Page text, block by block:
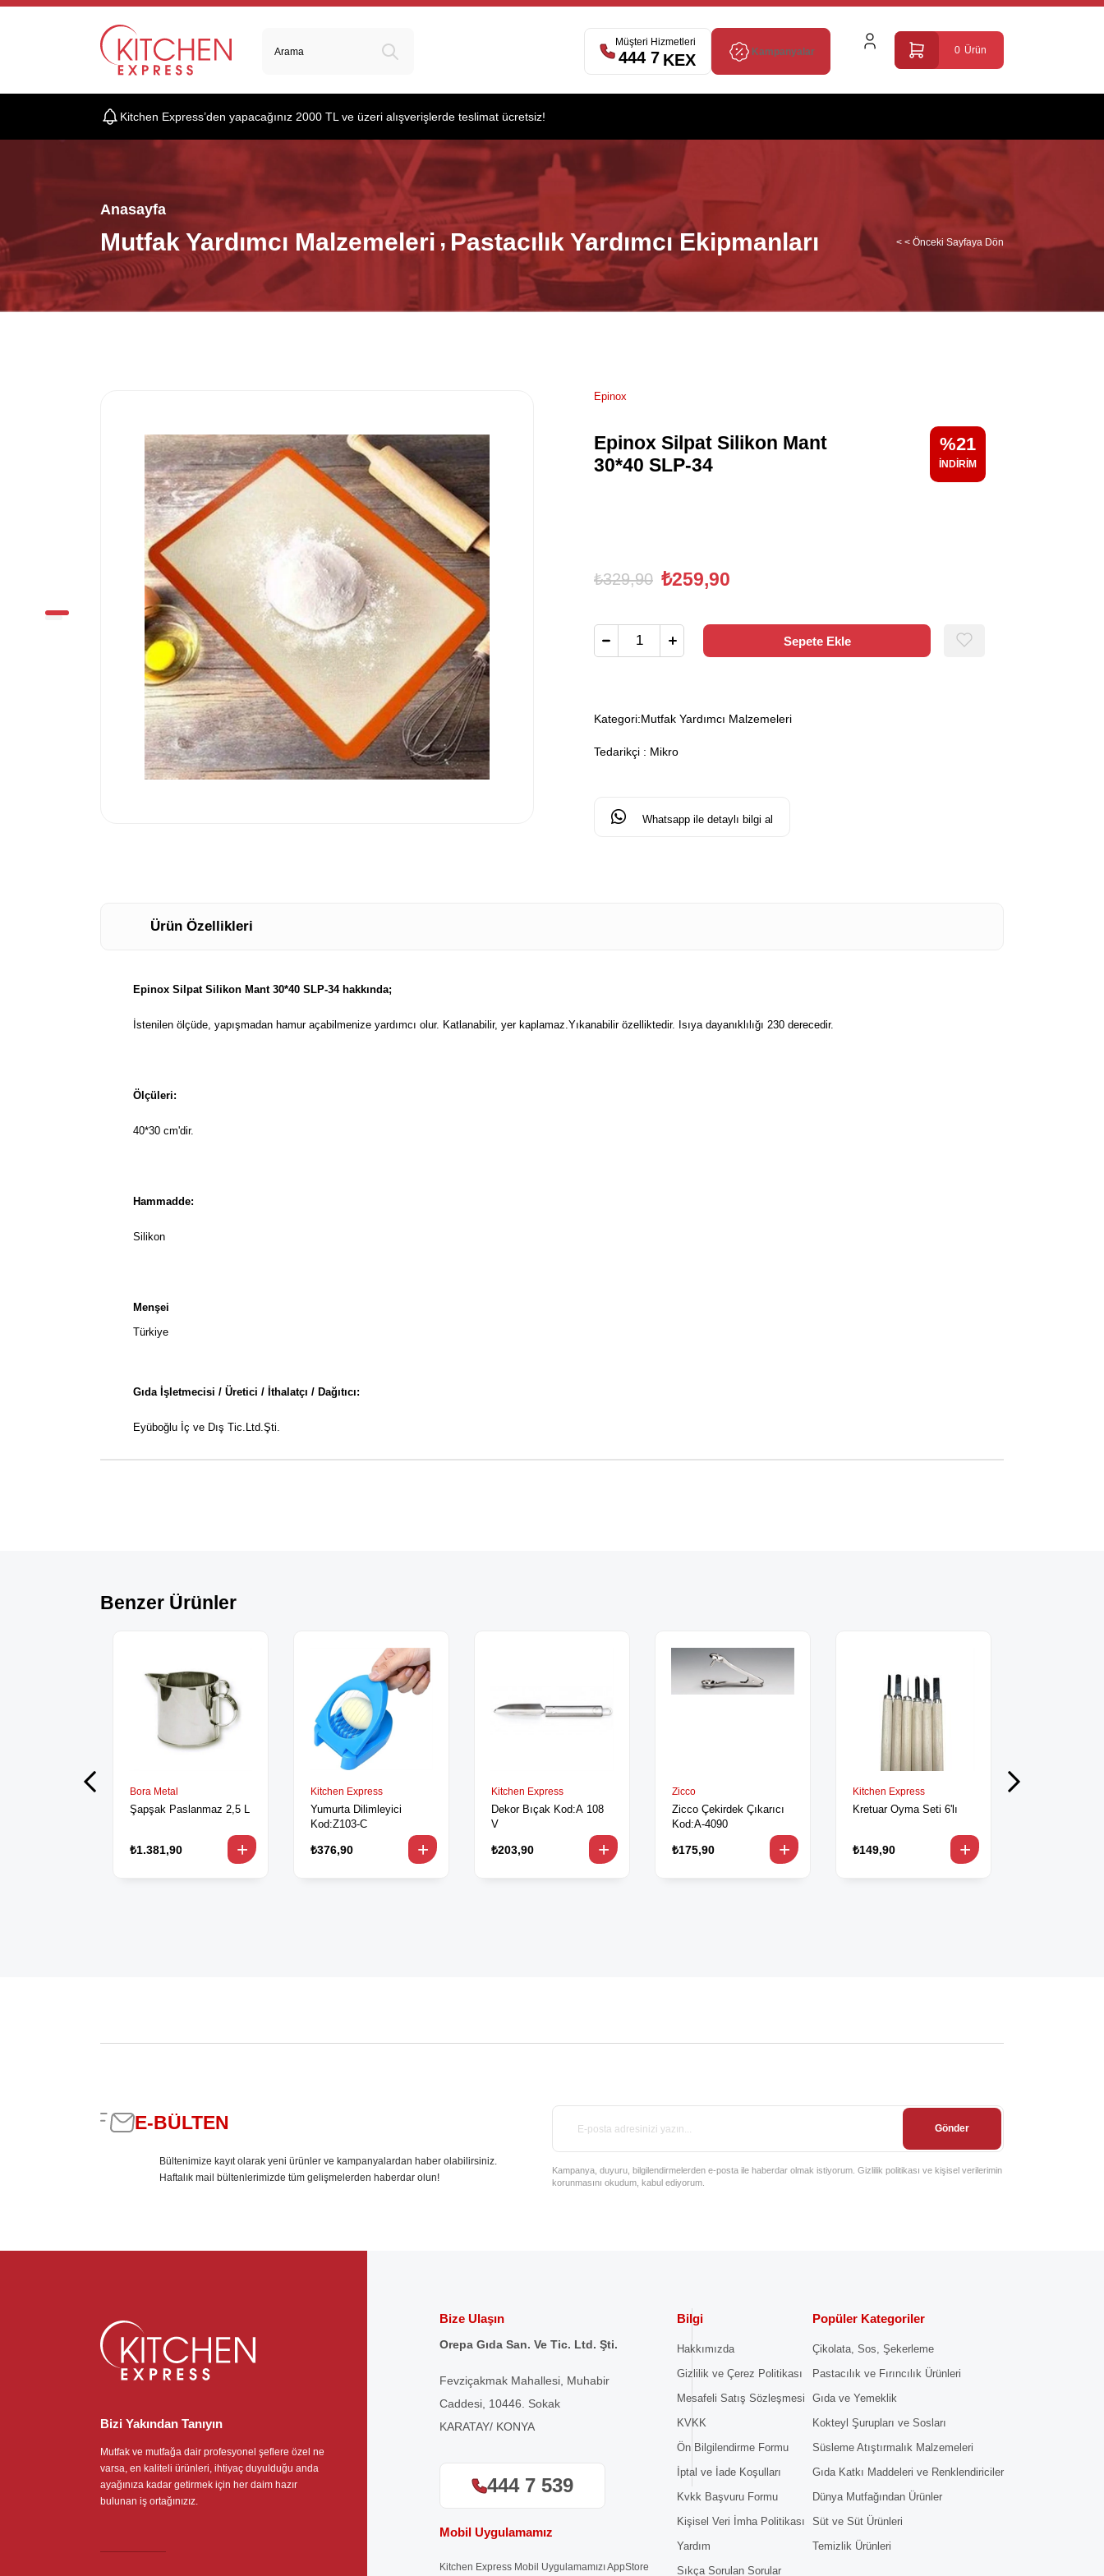
0 Ürün
Müşteri Hizmetleri
444 7 539
Kampanyalar
Kitchen Express’den yapacağınız 2000 TL ve üzeri alışverişlerde teslimat ücretsiz!
Anasayfa
Mutfak Yardımcı Malzemeleri Pastacılık Yardımcı Ekipmanları < < Önceki Sayfaya Dön
Epinox
Epinox Silpat Silikon Mant
30*40 SLP-34
21
₺329,90 ₺259,90
Kategori:Mutfak Yardımcı Malzemeleri
Tedarikçi : Mikro
Whatsapp ile detaylı bilgi al
Ürün Özellikleri
Epinox Silpat Silikon Mant 30*40 SLP-34 hakkında;
İstenilen ölçüde, yapışmadan hamur açabilmenize yardımcı olur. Katlanabilir, yer kaplamaz.Yıkanabilir özelliktedir. Isıya dayanıklılığı 230 derecedir.
Ölçüleri:
40*30 cm'dir.
Hammadde:
Silikon
Menşei
Türkiye
Gıda İşletmecisi / Üretici / İthalatçı / Dağıtıcı:
Eyüboğlu İç ve Dış Tic.Ltd.Şti.
Benzer Ürünler
Bora Metal
Şapşak Paslanmaz 2,5 L
₺1.381,90
Kitchen Express
Yumurta Dilimleyici
Kod:Z103-C
₺376,90
Kitchen Express
Dekor Bıçak Kod:A 108
V
₺203,90
Zicco
Zicco Çekirdek Çıkarıcı
Kod:A-4090
₺175,90
Kitchen Express
Kretuar Oyma Seti 6'lı
₺149,90
E-BÜLTEN
Bültenimize kayıt olarak yeni ürünler ve kampanyalardan haber olabilirsiniz.
Haftalık mail bültenlerimizde tüm gelişmelerden haberdar olun!
Gönder
Kampanya, duyuru, bilgilendirmelerden e-posta ile haberdar olmak istiyorum. Gizlilik politikası ve kişisel verilerimin
korunmasını okudum, kabul ediyorum.
Bizi Yakından Tanıyın
Mutfak ve mutfağa dair profesyonel şeflere özel ne
varsa, en kaliteli ürünleri, ihtiyaç duyulduğu anda
ayağınıza kadar getirmek için her daim hazır
bulunan iş ortağınızız.
Bize Ulaşın
Orepa Gıda San. Ve Tic. Ltd. Şti.
Fevziçakmak Mahallesi, Muhabir
Caddesi, 10446. Sokak
KARATAY/ KONYA
444 7 539
Mobil Uygulamamız
Kitchen Express Mobil Uygulamamızı AppStore
Bilgi
Hakkımızda
Gizlilik ve Çerez Politikası
Mesafeli Satış Sözleşmesi
KVKK
Ön Bilgilendirme Formu
İptal ve İade Koşulları
Kvkk Başvuru Formu
Kişisel Veri İmha Politikası
Yardım
Sıkça Sorulan Sorular
Popüler Kategoriler
Çikolata, Sos, Şekerleme
Pastacılık ve Fırıncılık Ürünleri
Gıda ve Yemeklik
Kokteyl Şurupları ve Sosları
Süsleme Atıştırmalık Malzemeleri
Gıda Katkı Maddeleri ve Renklendiriciler
Dünya Mutfağından Ürünler
Süt ve Süt Ürünleri
Temizlik Ürünleri